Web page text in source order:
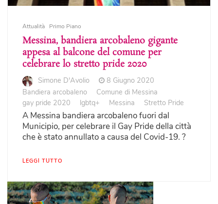
Attualità Primo Piano
Messina, bandiera arcobaleno gigante
appesa al balcone del comune per
celebrare lo stretto pride 2020
Simone D'Avolio
8 Giugno 2020
Bandiera arcobaleno
Comune di Messina
gay pride 2020
lgbtq+ Messina Stretto Pride
A Messina bandiera arcobaleno fuori dal
Municipio, per celebrare il Gay Pride della città
che è stato annullato a causa del Covid-19. ?
LEGGI TUTTO